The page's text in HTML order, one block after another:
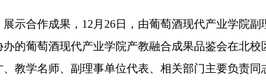
示合作成果，12月26日，由葡萄酒现代产业学院副
的葡萄酒现代产业学院产教融合成果品鉴会在北校
教学名师、副理事单位代表、相关部门主要负责同